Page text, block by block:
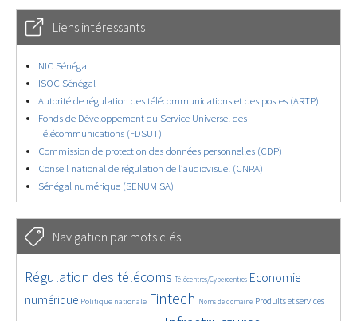
Liens intéressants
NIC Sénégal
ISOC Sénégal
Autorité de régulation des télécommunications et des postes (ARTP)
Fonds de Développement du Service Universel des
Télécommunications (FDSUT)
Commission de protection des données personnelles (CDP)
Conseil national de régulation de l’audiovisuel (CNRA)
Sénégal numérique (SENUM SA)
Navigation par mots clés
4605/5661
Régulation des télécoms
402/5661 Télécentres/Cybercentres
3640/5661
Economie
numérique
1882/5661 Politique nationale
5255/5661 Fintech
677/5661 Noms de domaine
2352/5661 Produits et services
1543/5661